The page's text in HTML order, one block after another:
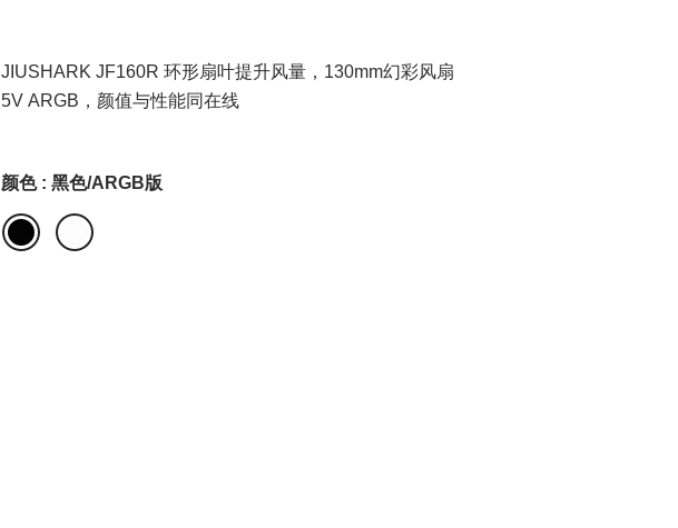
JIUSHARK JF160R 环形扇叶提升风量，130mm幻彩风扇
5V ARGB，颜值与性能同在线
颜色 : 黑色/ARGB版